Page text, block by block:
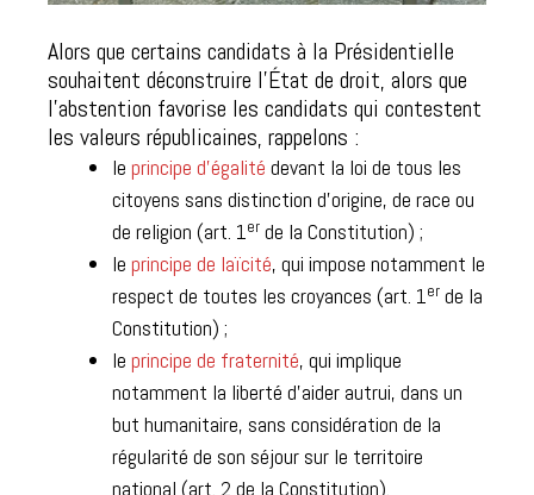
Alors que certains candidats à la Présidentielle
souhaitent déconstruire l’État de droit, alors que
l’abstention favorise les candidats qui contestent
les valeurs républicaines, rappelons :
le principe d’égalité devant la loi de tous les
citoyens sans distinction d’origine, de race ou
de religion (art. 1er de la Constitution) ;
le principe de laïcité, qui impose notamment le
respect de toutes les croyances (art. 1er de la
Constitution) ;
le principe de fraternité, qui implique
notamment la liberté d’aider autrui, dans un
but humanitaire, sans considération de la
régularité de son séjour sur le territoire
national (art. 2 de la Constitution).